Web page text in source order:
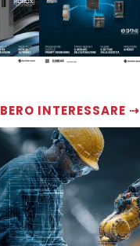
INTERESSARE ⇢